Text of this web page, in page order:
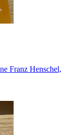
Franz Henschel,